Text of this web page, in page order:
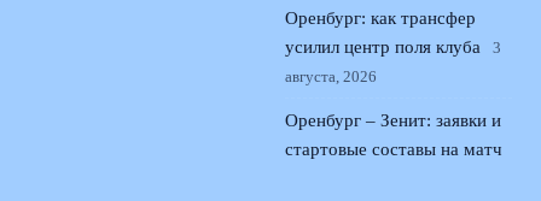
Оренбург: как трансфер
усилил центр поля клуба
3
августа, 2026
Оренбург – Зенит: заявки и
стартовые составы на матч